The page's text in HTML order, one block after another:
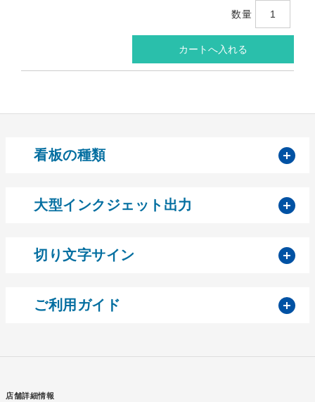
数量
看板の種類
大型インクジェット出力
切り文字サイン
ご利用ガイド
店舗詳細情報